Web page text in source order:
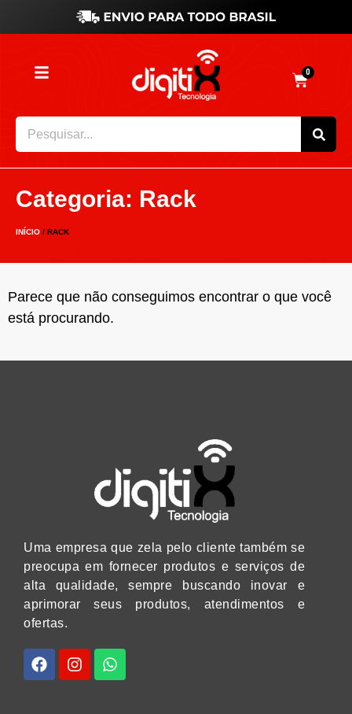
0
Categoria: Rack
INÍCIO / RACK
Parece que não conseguimos encontrar o que você
está procurando.
Uma empresa que zela pelo cliente também se
preocupa em fornecer produtos e serviços de
alta qualidade, sempre buscando inovar e
aprimorar seus produtos, atendimentos e
ofertas.